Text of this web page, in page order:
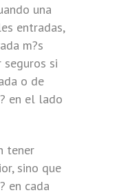
una
entradas,
m?s
seguros si
o de
en el lado
tener
sino que
en cada